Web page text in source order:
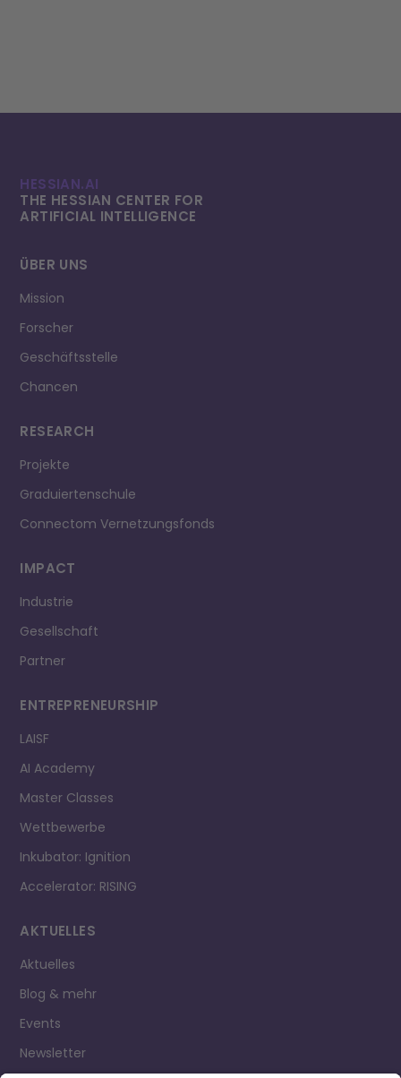
HESSIAN.AI
THE HESSIAN CENTER FOR
ARTIFICIAL INTELLI­GENCE
ÜBER UNS
Mission
Forscher
Geschäftsstelle
Chancen
RESEARCH
Projekte
Graduiertenschule
Connectom Vernetzungsfonds
IMPACT
Industrie
Gesellschaft
Partner
ENTREPRE­NEURSHIP
LAISF
AI Academy
Master Classes
Wettbewerbe
Inkubator: Ignition
Accelerator: RISING
AKTUELLES
Aktuelles
Blog & mehr
Events
Newsletter